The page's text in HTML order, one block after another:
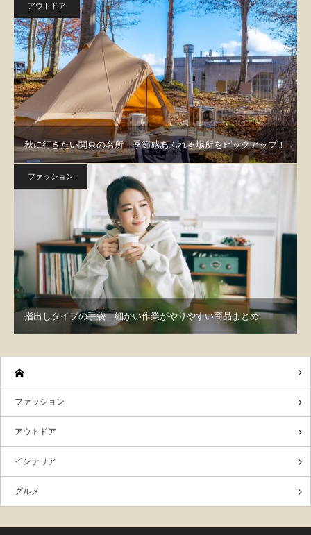
アウトドア
秋に行きたい関東の名所｜季節感あふれる場所をピックアップ！
ファッション
指出しタイプの手袋｜細かい作業がやりやすい商品まとめ
ファッション
アウトドア
インテリア
グルメ